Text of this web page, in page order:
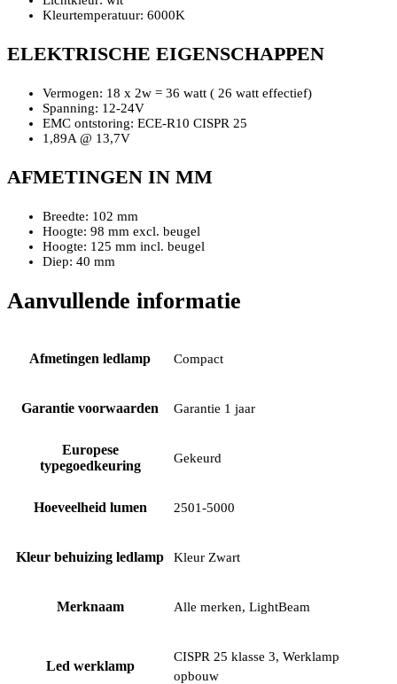
Kleurtemperatuur: 6000K
ELEKTRISCHE EIGENSCHAPPEN
Vermogen: 18 x 2w = 36 watt ( 26 watt effectief)
Spanning: 12-24V
EMC ontstoring: ECE-R10 CISPR 25
1,89A @ 13,7V
AFMETINGEN IN MM
Breedte: 102 mm
Hoogte: 98 mm excl. beugel
Hoogte: 125 mm incl. beugel
Diep: 40 mm
Aanvullende informatie
Afmetingen ledlamp Compact
Garantie voorwaarden Garantie 1 jaar
Europese
typegoedkeuring
Gekeurd
Hoeveelheid lumen 2501-5000
Kleur behuizing ledlamp Kleur Zwart
Merknaam Alle merken, LightBeam
Led werklamp
CISPR 25 klasse 3, Werklamp
opbouw